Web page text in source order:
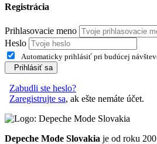
Registrácia
Prihlasovacie meno
Heslo
Automaticky prihlásiť pri budúcej
Prihlásiť sa
Zabudli ste heslo?
Zaregistrujte sa, ak ešte nemáte účet.
Depeche Mode Slovakia je od roku